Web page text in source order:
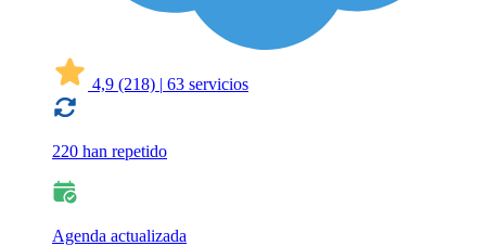
4,9 (218) | 63 servicios
220 han repetido
Agenda actualizada